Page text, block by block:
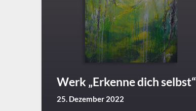
Werk „Erkenne dich selbst“
25. Dezember 2022